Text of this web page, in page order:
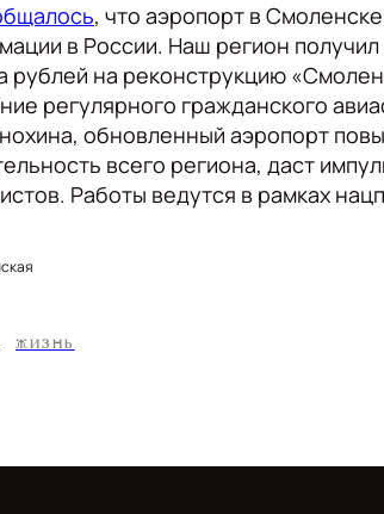
, что аэропорт в
в России. Наш регион
рублей на реконструкцию
регулярного гражданского
обновленный аэропорт
всего региона, даст
Работы ведутся в рамках
ЖИЗНЬ